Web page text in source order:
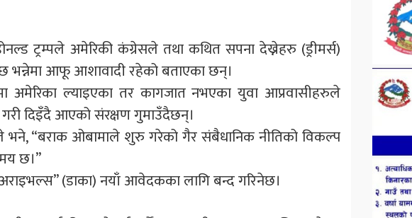
ट्रम्पले अमेरिकी कंग्रेसले तथा कथित सपना देख्नेहरु (ड्रीमर्स)
भन्नेमा आफू आशावादी रहेको बताएका छन्।
अमेरिका ल्याइएका तर कागजात नभएका युवा आप्रवासीहरुले
दिइँदै आएको संरक्षण गुमाउँदैछन्।
भने, “बराक ओबामाले शुरु गरेको गैर संबैधानिक नीतिको विकल्प
छ।”
(डाका) नयाँ आवेदकका लागि बन्द गरिनेछ।